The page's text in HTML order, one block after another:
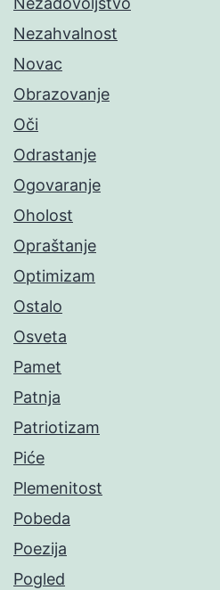
Nezahvalnost
Novac
Obrazovanje
Oči
Odrastanje
Ogovaranje
Oholost
Opraštanje
Optimizam
Ostalo
Osveta
Pamet
Patnja
Patriotizam
Piće
Plemenitost
Pobeda
Poezija
Pogled